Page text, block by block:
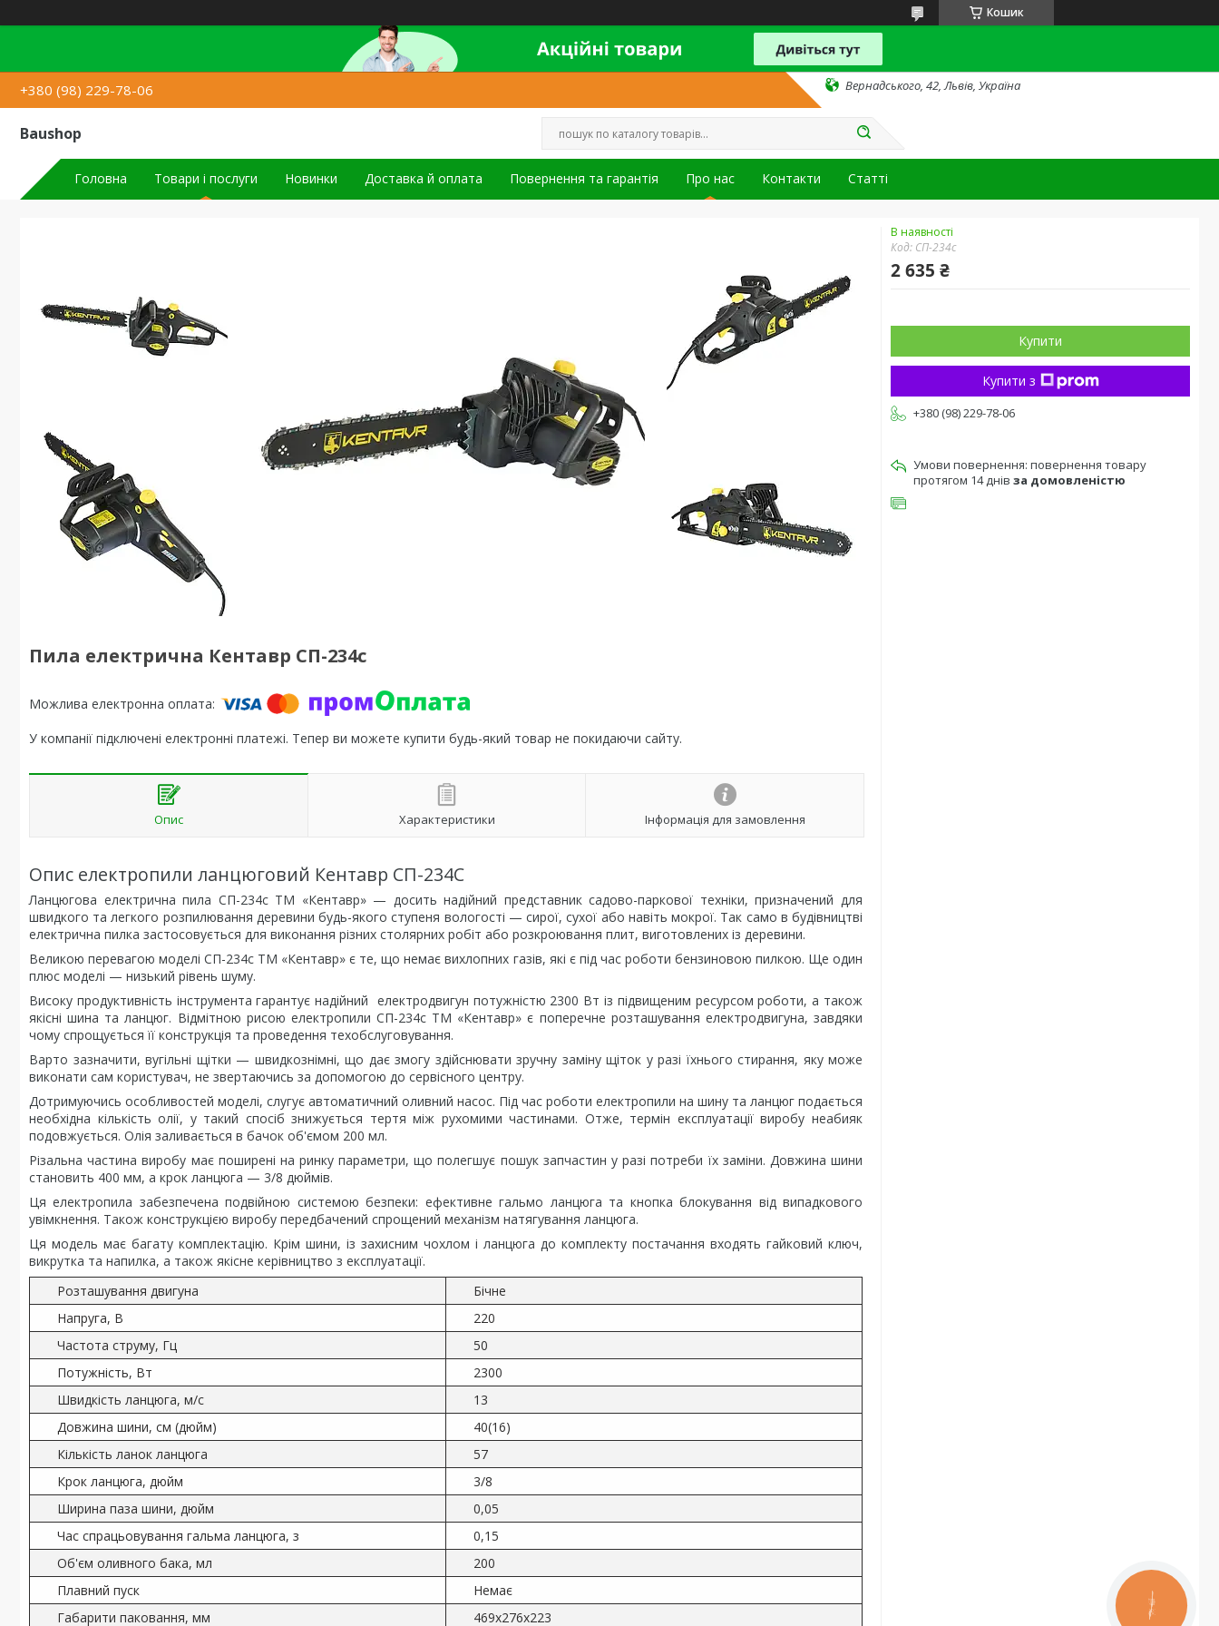
Кошик
+380 (98) 229-78-06 Вернадського, 42, Львів, Україна
Baushop
Головна Товари і послуги Новинки Доставка й оплата Повернення та гарантія Про нас Контакти Статті
Пила електрична Кентавр СП-234c
У компанії підключені електронні платежі. Тепер ви можете купити будь-який товар не покидаючи сайту.
Опис Характеристики Інформація для замовлення
Опис електропили ланцюговий Кентавр СП-234С
Ланцюгова електрична пила СП-234с ТМ «Кентавр» — досить надійний представник садово-паркової техніки, призначений для
швидкого та легкого розпилювання деревини будь-якого ступеня вологості — сирої, сухої або навіть мокрої. Так само в будівництві
електрична пилка застосовується для виконання різних столярних робіт або розкроювання плит, виготовлених із деревини.
Великою перевагою моделі СП-234с ТМ «Кентавр» є те, що немає вихлопних газів, які є під час роботи бензиновою пилкою. Ще один
плюс моделі — низький рівень шуму.
Високу продуктивність інструмента гарантує надійний електродвигун потужністю 2300 Вт із підвищеним ресурсом роботи, а також
якісні шина та ланцюг. Відмітною рисою електропили СП-234с ТМ «Кентавр» є поперечне розташування електродвигуна, завдяки
чому спрощується її конструкція та проведення техобслуговування.
Варто зазначити, вугільні щітки — швидкознімні, що дає змогу здійснювати зручну заміну щіток у разі їхнього стирання, яку може
виконати сам користувач, не звертаючись за допомогою до сервісного центру.
Дотримуючись особливостей моделі, слугує автоматичний оливний насос. Під час роботи електропили на шину та ланцюг подається
необхідна кількість олії, у такий спосіб знижується тертя між рухомими частинами. Отже, термін експлуатації виробу неабияк
подовжується. Олія заливається в бачок об'ємом 200 мл.
Різальна частина виробу має поширені на ринку параметри, що полегшує пошук запчастин у разі потреби їх заміни. Довжина шини
становить 400 мм, а крок ланцюга — 3/8 дюймів.
Ця електропила забезпечена подвійною системою безпеки: ефективне гальмо ланцюга та кнопка блокування від випадкового
увімкнення. Також конструкцією виробу передбачений спрощений механізм натягування ланцюга.
Ця модель має багату комплектацію. Крім шини, із захисним чохлом і ланцюга до комплекту постачання входять гайковий ключ,
викрутка та напилка, а також якісне керівництво з експлуатації.
Розташування двигуна
Бічне
Напруга, В
220
Частота струму, Гц
50
Потужність, Вт
2300
Швидкість ланцюга, м/с
13
Довжина шини, см (дюйм)
40(16)
Кількість ланок ланцюга
57
Крок ланцюга, дюйм
3/8
Ширина паза шини, дюйм
0,05
Час спрацьовування гальма ланцюга, з
0,15
Об'єм оливного бака, мл
200
Плавний пуск
Немає
Габарити паковання, мм
469x276x223
В наявності
Код: СП-234c
2 635 ₴
Купити
Купити з
+380 (98) 229-78-06
повернення товару
протягом 14 днів за домовленістю
КНОПКА
ЗВ'ЯЗКУ